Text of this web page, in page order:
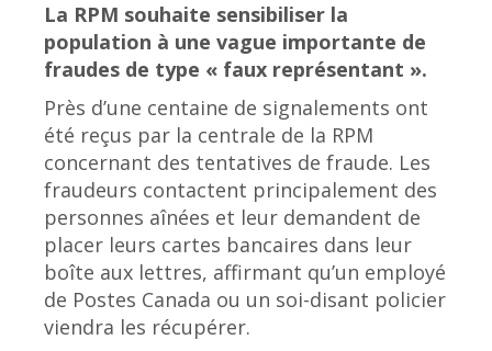
La RPM souhaite sensibiliser la
population à une vague importante de
fraudes de type « faux représentant ».
Près d’une centaine de signalements ont
été reçus par la centrale de la RPM
concernant des tentatives de fraude. Les
fraudeurs contactent principalement des
personnes aînées et leur demandent de
placer leurs cartes bancaires dans leur
boîte aux lettres, affirmant qu’un employé
de Postes Canada ou un soi-disant policier
viendra les récupérer.